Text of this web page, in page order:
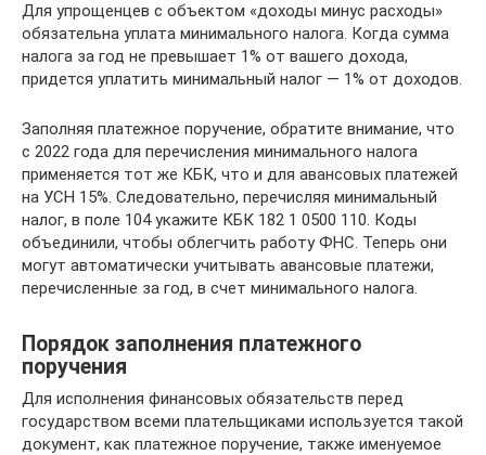
Для упрощенцев с объектом «доходы минус расходы»
обязательна уплата минимального налога. Когда сумма
налога за год не превышает 1% от вашего дохода,
придется уплатить минимальный налог — 1% от доходов.
Заполняя платежное поручение, обратите внимание, что
с 2022 года для перечисления минимального налога
применяется тот же КБК, что и для авансовых платежей
на УСН 15%. Следовательно, перечисляя минимальный
налог, в поле 104 укажите КБК 182 1 0500 110. Коды
объединили, чтобы облегчить работу ФНС. Теперь они
могут автоматически учитывать авансовые платежи,
перечисленные за год, в счет минимального налога.
Порядок заполнения платежного
поручения
Для исполнения финансовых обязательств перед
государством всеми плательщиками используется такой
документ, как платежное поручение, также именуемое